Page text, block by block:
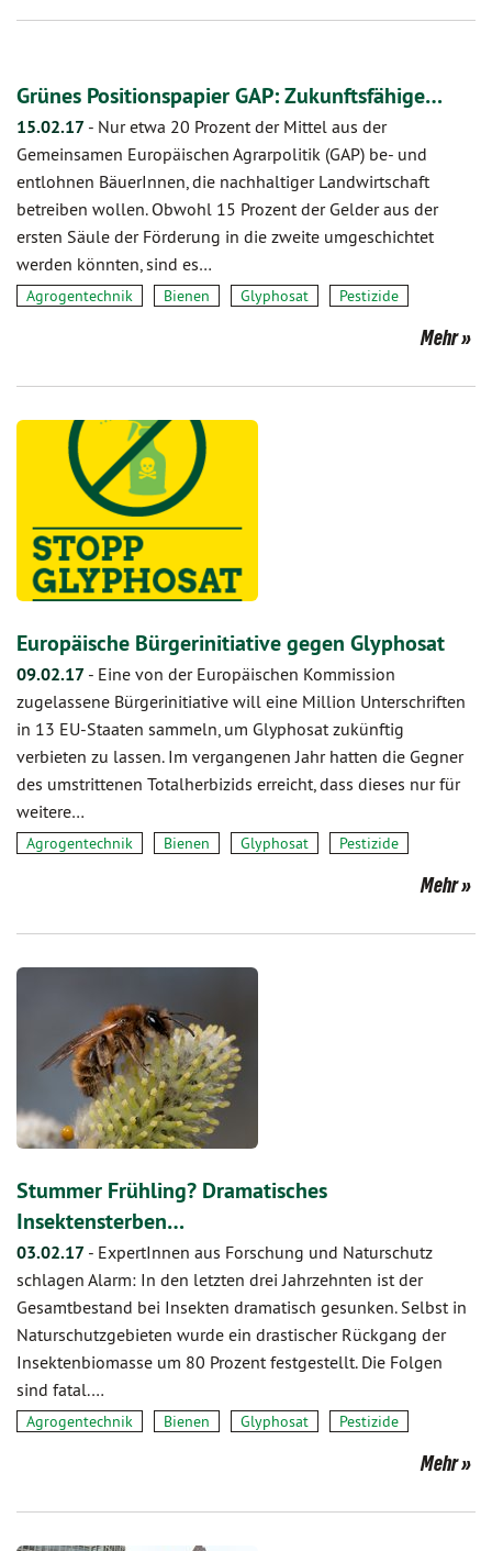
Grünes Positionspapier GAP: Zukunftsfähige…
15.02.17 - Nur etwa 20 Prozent der Mittel aus der
Gemeinsamen Europäischen Agrarpolitik (GAP) be- und
entlohnen BäuerInnen, die nachhaltiger Landwirtschaft
betreiben wollen. Obwohl 15 Prozent der Gelder aus der
ersten Säule der Förderung in die zweite umgeschichtet
werden könnten, sind es…
Agrogentechnik Bienen Glyphosat Pestizide
Mehr
Europäische Bürgerinitiative gegen Glyphosat
09.02.17 - Eine von der Europäischen Kommission
zugelassene Bürgerinitiative will eine Million Unterschriften
in 13 EU-Staaten sammeln, um Glyphosat zukünftig
verbieten zu lassen. Im vergangenen Jahr hatten die Gegner
des umstrittenen Totalherbizids erreicht, dass dieses nur für
weitere…
Agrogentechnik Bienen Glyphosat Pestizide
Mehr
Stummer Frühling? Dramatisches
Insektensterben…
03.02.17 - ExpertInnen aus Forschung und Naturschutz
schlagen Alarm: In den letzten drei Jahrzehnten ist der
Gesamtbestand bei Insekten dramatisch gesunken. Selbst in
Naturschutzgebieten wurde ein drastischer Rückgang der
Insektenbiomasse um 80 Prozent festgestellt. Die Folgen
sind fatal.…
Agrogentechnik Bienen Glyphosat Pestizide
Mehr